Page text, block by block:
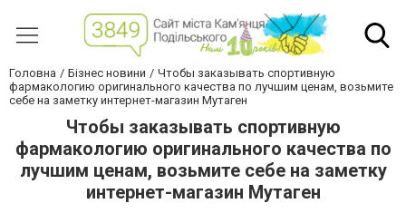
Головна Бізнес новини
Чтобы заказывать спортивную
фармакологию оригинального качества по лучшим ценам, возьмите
себе на заметку интернет-магазин Мутаген
Чтобы заказывать спортивную
фармакологию оригинального качества по
лучшим ценам, возьмите себе на заметку
интернет-магазин Мутаген